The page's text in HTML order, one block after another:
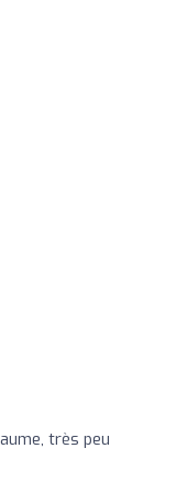
très peu